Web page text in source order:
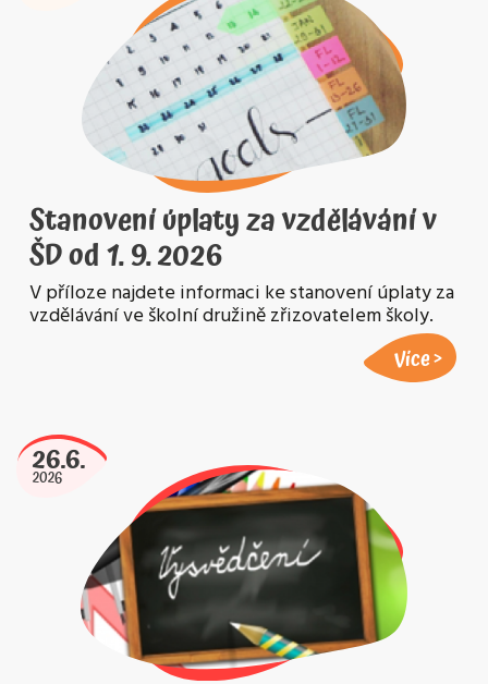
Stanovení úplaty za vzdělávání v
ŠD od 1. 9. 2026
V příloze najdete informaci ke stanovení úplaty za
vzdělávání ve školní družině zřizovatelem školy.
Více
26.6.
2026